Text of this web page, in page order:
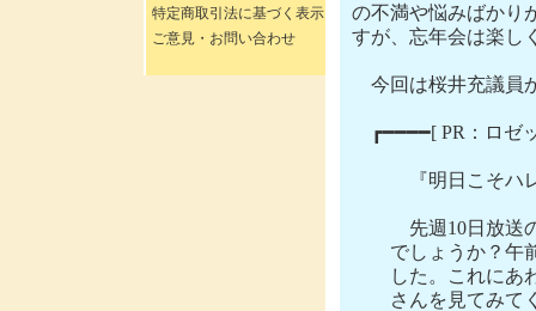
特定商取引法に基づく表示
ご意見・お問い合わせ
の不満や悩みばかり
すが、忘年会は楽し
今回は桜井充議員
┏━━━━[ PR：ロ
『明日こそハレ
先週10日放送の
でしょうか？午前
した。これにあわ
さんを見てみてく